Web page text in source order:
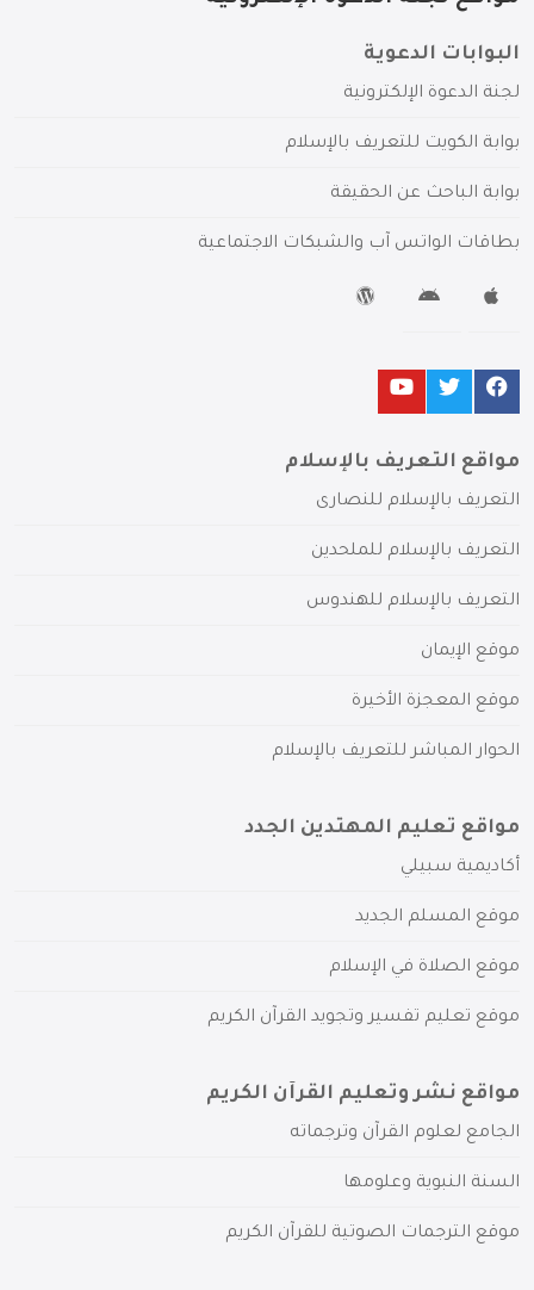
البوابات الدعوية
لجنة الدعوة الإلكترونية
بوابة الكويت للتعريف بالإسلام
بوابة الباحث عن الحقيقة
بطاقات الواتس آب والشبكات الاجتماعية
مواقع التعريف بالإسلام
التعريف بالإسلام للنصارى
التعريف بالإسلام للملحدين
التعريف بالإسلام للهندوس
موقع الإيمان
موقع المعجزة الأخيرة
الحوار المباشر للتعريف بالإسلام
مواقع تعليم المهتدين الجدد
أكاديمية سبيلي
موقع المسلم الجديد
موقع الصلاة في الإسلام
موقع تعليم تفسير وتجويد القرآن الكريم
مواقع نشر وتعليم القرآن الكريم
الجامع لعلوم القرآن وترجماته
السنة النبوية وعلومها
موقع الترجمات الصوتية للقرآن الكريم